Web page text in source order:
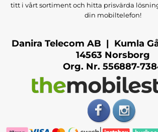
titt i vårt sortiment och hitta prisvärda
din mobiltelefon!
Danira Telecom AB | Kumla
14563 Norsborg
Org. Nr. 556887-